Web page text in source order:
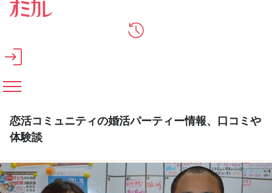
メインコンテンツへスキップ
恋活コミュニティの婚活パーティー情報、口コミや
体験談